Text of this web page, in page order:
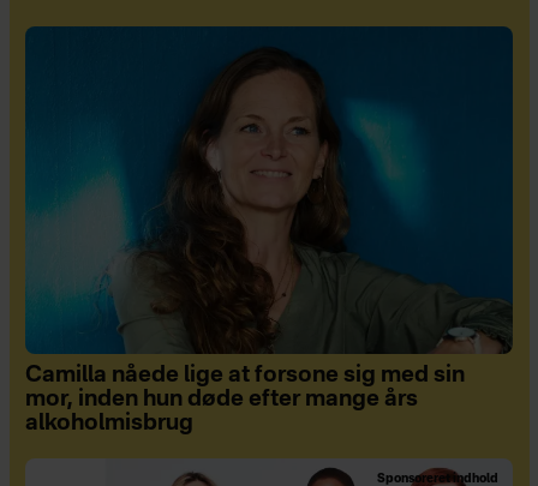
Camilla nåede lige at forsone sig med sin
mor, inden hun døde efter mange års
alkoholmisbrug
Sponsoreret indhold